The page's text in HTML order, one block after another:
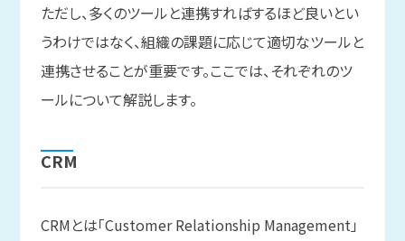
ただし、多くのツールと連携すればするほど良いとい
うわけではなく、組織の課題に応じて適切なツールと
連携させることが重要です。ここでは、それぞれのツ
ールについて解説します。
CRM
CRMとは「Customer Relationship Management」